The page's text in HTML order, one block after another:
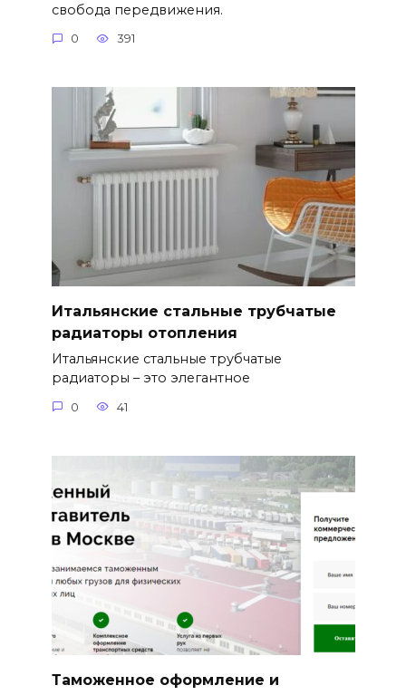
свобода передвижения.
0 391
Итальянские стальные трубчатые
радиаторы отопления
Итальянские стальные трубчатые
радиаторы – это элегантное
0 41
Таможенное оформление и